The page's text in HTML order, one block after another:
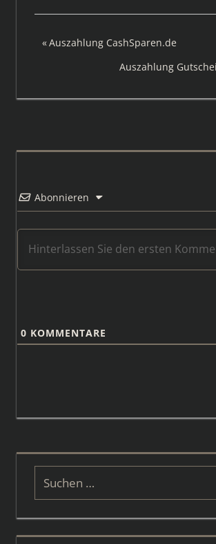
Beitragsnavigation
Vorheriger
Auszahlung CashSparen.de
Nächster
Auszahlung
Abonnieren
0 KOMMENTARE
Suchen
nach: